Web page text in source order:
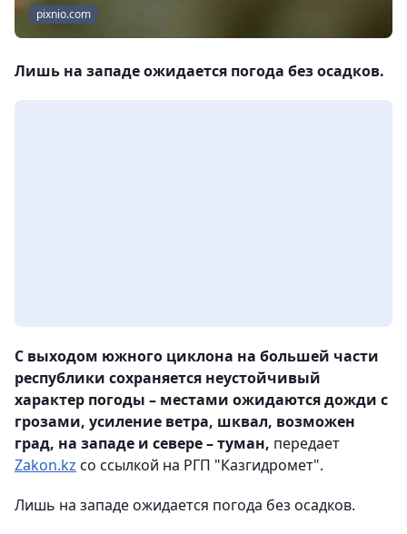
pixnio.com
Лишь на западе ожидается погода без осадков.
С выходом южного циклона на большей части
республики сохраняется неустойчивый
характер погоды – местами ожидаются дожди с
грозами, усиление ветра, шквал, возможен
град, на западе и севере – туман, передает
Zakon.kz со ссылкой на РГП "Казгидромет".
Лишь на западе ожидается погода без осадков.